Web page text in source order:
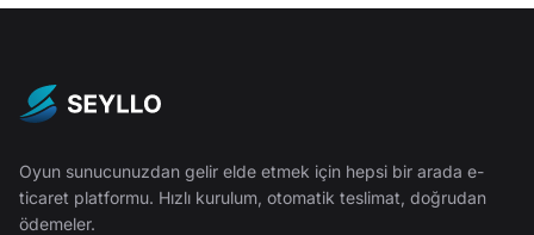
Oyun sunucunuzdan gelir elde etmek için hepsi bir arada e-
ticaret platformu. Hızlı kurulum, otomatik teslimat, doğrudan
ödemeler.